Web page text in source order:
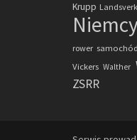
Krupp Landsverk
rower
Vickers Walther
ZSRR